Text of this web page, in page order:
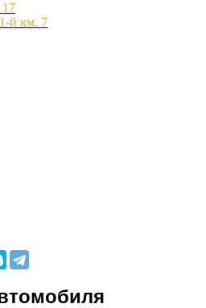
й км. 7